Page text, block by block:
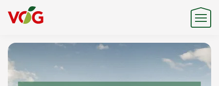
Origen